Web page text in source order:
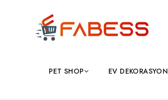
PET SHOP EV DEKORASYON